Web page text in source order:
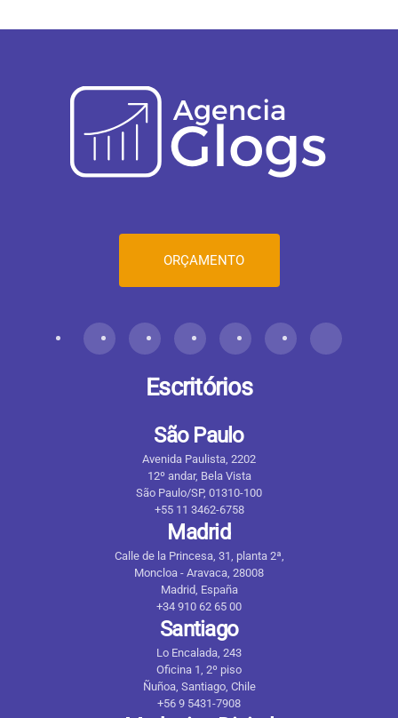
ORÇAMENTO
Escritórios
São Paulo
Avenida Paulista, 2202
12º andar, Bela Vista
São Paulo/SP, 01310-100
+55 11 3462-6758
Madrid
Calle de la Princesa, 31, planta 2ª,
Moncloa - Aravaca, 28008
Madrid, España
+34 910 62 65 00
Santiago
Lo Encalada, 243
Oficina 1, 2º piso
Ñuñoa, Santiago, Chile
+56 9 5431-7908